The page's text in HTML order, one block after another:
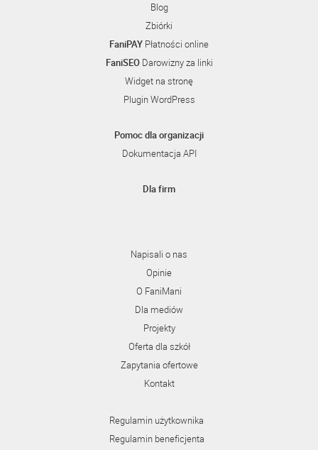
Blog
Zbiórki
FaniPAY Płatności online
FaniSEODarowizny za linki
Widget na stronę
Plugin WordPress
Pomoc dla organizacji
Dokumentacja API
Dla firm
Napisali o nas
Opinie
O FaniMani
Dla mediów
Projekty
Oferta dla szkół
Zapytania ofertowe
Kontakt
Regulamin użytkownika
Regulamin beneficjenta